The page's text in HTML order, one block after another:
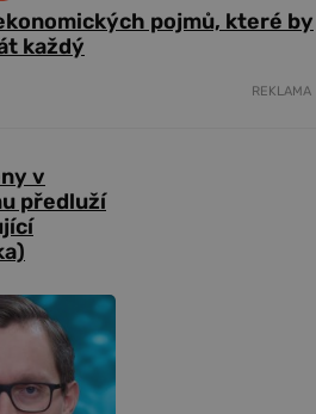
pojmů, které by
každý
REKLAMA
v
předluží